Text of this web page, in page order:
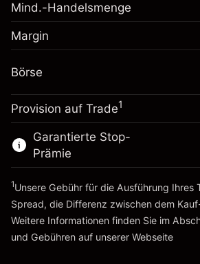
Positionswert
Positionsgröße mit
~$5,000.00
Geld aus Hebelwirkung ~
Zur Plattform
Margin. Ihre Investition
Anpassung der
Übernachtfinanzierung
Positionsgröße mit
~$5,000.00
Geld aus Hebelwirkung ~
Zur Plattform
Mind.-Handelsmenge
Margin
Börse
Provision auf Trade1
Garantierte Stop-
Prämie
1Unsere Gebühr für die Ausführung Ihres
Spread, die Differenz zwischen dem
Weitere Informationen finden Sie im
und Gebühren auf unserer Webseite